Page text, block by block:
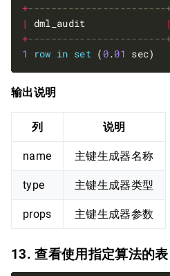
+
|
dml_audit |
+
1
row in set ( 0.01
输出说明
列 说明
name 主键生成器名称
type 主键生成器类型
props 主键生成器参数
13. 查看使用指定算法的表